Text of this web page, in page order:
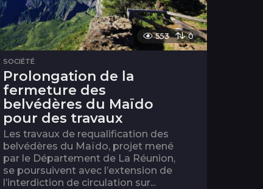
553 0
SOCIÉTÉ
Prolongation de la
fermeture des
belvédères du Maïdo
pour des travaux
Les travaux de requalification des
belvédères du Maïdo, projet mené
par le Département de La Réunion,
se poursuivent avec l’extension de
l’interdiction de circulation sur...